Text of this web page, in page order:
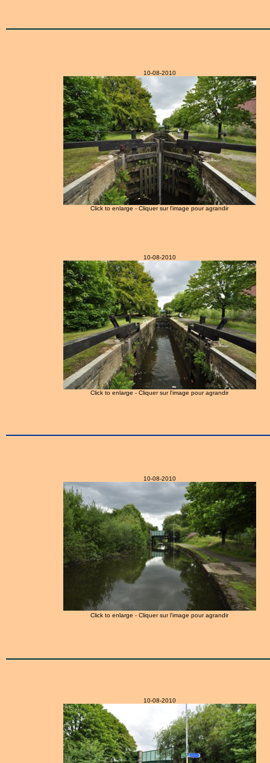
10-08-2010
Click to enlarge - Cliquer sur l'image pour agrandir
10-08-2010
Click to enlarge - Cliquer sur l'image pour agrandir
10-08-2010
Click to enlarge - Cliquer sur l'image pour agrandir
10-08-2010